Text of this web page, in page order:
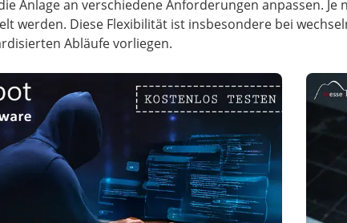
Anlage an verschiedene Anforderungen anpassen.
werden. Diese Flexibilität ist insbesondere bei
Abläufe vorliegen.